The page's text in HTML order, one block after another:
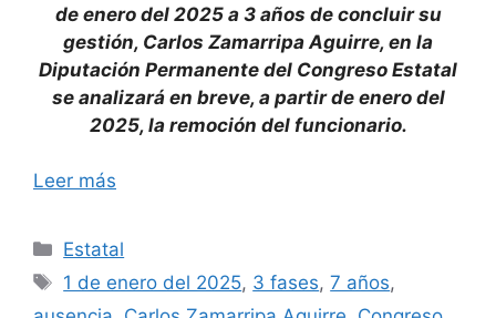
de enero del 2025 a 3 años de concluir su
gestión, Carlos Zamarripa Aguirre, en la
Diputación Permanente del Congreso Estatal
se analizará en breve, a partir de enero del
2025, la remoción del funcionario.
Leer más
Categorías
Estatal
Etiquetas
1 de enero del 2025, 3 fases,7 años,